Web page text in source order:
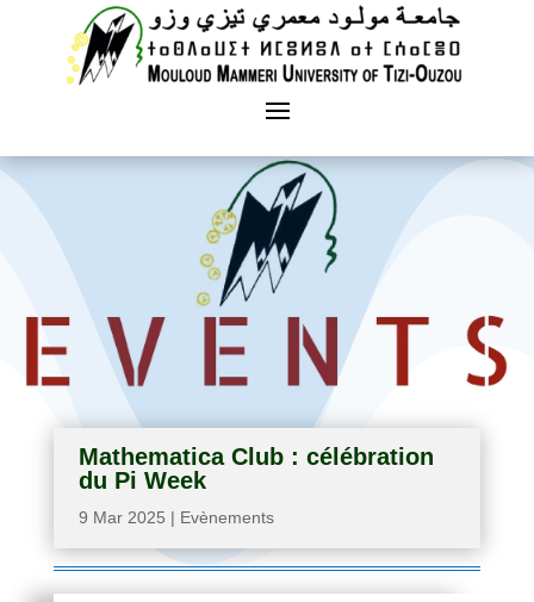
Mathematica Club : célébration
du Pi Week
9 Mar 2025 | Evènements